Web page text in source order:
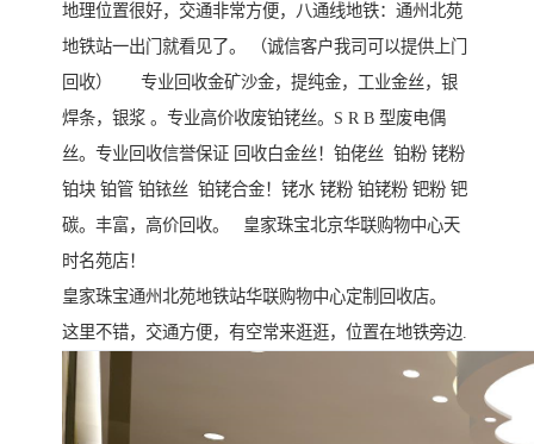
地理位置很好，交通非常方便，八通线地铁：通州北苑
地铁站一出门就看见了。 （诚信客户我司可以提供上门
回收） 专业回收金矿沙金，提纯金，工业金丝，银
焊条，银浆 。专业高价收废铂铑丝。S R B 型废电偶
丝。专业回收信誉保证 回收白金丝！铂佬丝 铂粉 铑粉
铂块 铂管 铂铱丝 铂铑合金！铑水 铑粉 铂铑粉 钯粉 钯
碳。丰富，高价回收。 皇家珠宝北京华联购物中心天
时名苑店！
皇家珠宝通州北苑地铁站华联购物中心定制回收店。
这里不错，交通方便，有空常来逛逛，位置在地铁旁边.